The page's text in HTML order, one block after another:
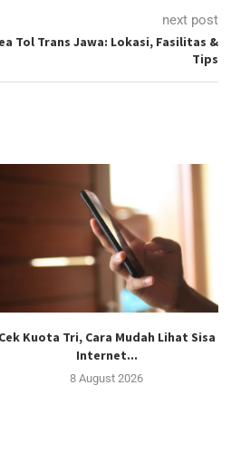
next post
Tol Trans Jawa: Lokasi, Fasilitas &
Tips
Cek Kuota Tri, Cara Mudah Lihat Sisa
Internet...
8 August 2026